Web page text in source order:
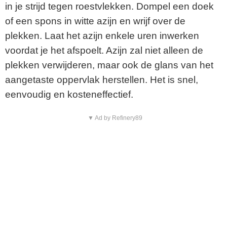
in je strijd tegen roestvlekken. Dompel een doek
of een spons in witte azijn en wrijf over de
plekken. Laat het azijn enkele uren inwerken
voordat je het afspoelt. Azijn zal niet alleen de
plekken verwijderen, maar ook de glans van het
aangetaste oppervlak herstellen. Het is snel,
eenvoudig en kosteneffectief.
▼ Ad by Refinery89